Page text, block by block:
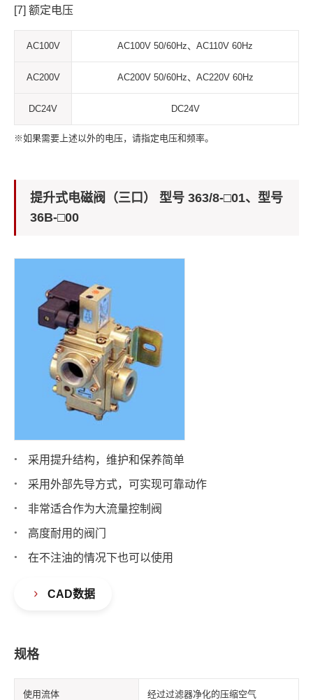
[7] 额定电压
AC100V AC100V 50/60Hz、AC110V 60Hz
AC200V AC200V 50/60Hz、AC220V 60Hz
DC24V DC24V
※如果需要上述以外的电压，请指定电压和频率。
提升式电磁阀（三口） 型号 363/8-□01、型号
36B-□00
采用提升结构，维护和保养简单
采用外部先导方式，可实现可靠动作
非常适合作为大流量控制阀
高度耐用的阀门
在不注油的情况下也可以使用
CAD数据
规格
使用流体 经过过滤器净化的压缩空气